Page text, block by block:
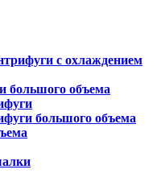
с охлаждением
большого объема
большого объема